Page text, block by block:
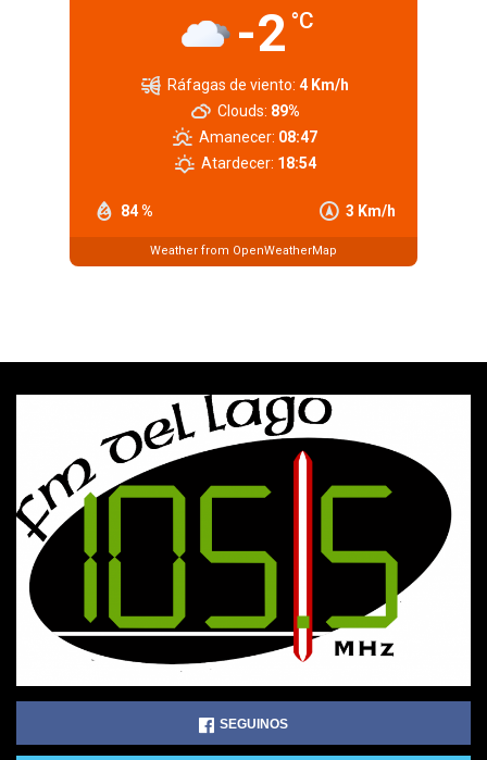
-2 °C
84 % 3 Km/h
Ráfagas de viento: 4 Km/h
Clouds: 89%
Amanecer: 08:47
Atardecer: 18:54
Weather from OpenWeatherMap
SEGUINOS